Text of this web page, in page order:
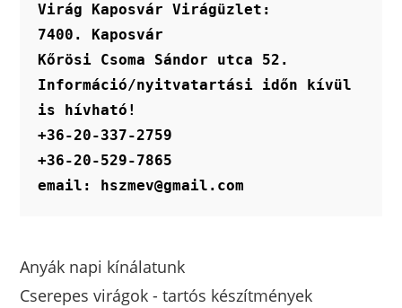
Virág Kaposvár Virágüzlet:
7400. Kaposvár
Kőrösi Csoma Sándor utca 52.
Információ/nyitvatartási időn kívül
is hívható!
+36-20-337-2759
+36-20-529-7865
email: hszmev@gmail.com
Anyák napi kínálatunk
Cserepes virágok - tartós készítmények